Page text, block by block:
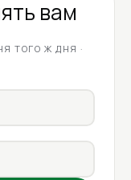
вам
ТОГО Ж ДНЯ ·